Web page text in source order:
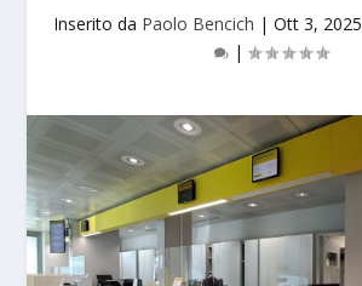
Inserito da Paolo Bencich | Ott 3, 2025
|